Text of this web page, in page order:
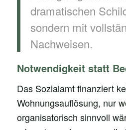
dramatischen
sondern mit
Nachweisen.
Notwendigkeit statt
Das Sozialamt finanziert
Wohnungsauflösung, nur
organisatorisch sinnvoll